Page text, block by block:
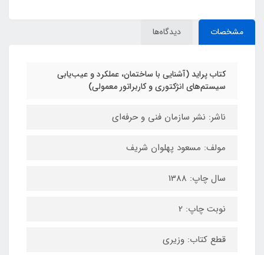
مشخصات دیدگاه‌ها
کتاب پراید (آشنایی با ساختمان، عملکرد و عیب‌یابی
سیستم‌های انژکتوری و کاربراتور معمولی)
ناشر: نشر سازمان فنی و حرفه‌ای
مولف: مسعود پهلوان شریف
سال چاپ: 1388
نوبت چاپ: 2
قطع کتاب: وزیری